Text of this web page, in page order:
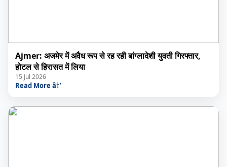
Ajmer: अजमेर में अवैध रूप से रह रही बांग्लादेशी युवती गिरफ्तार,
होटल से हिरासत में लिया
15 Jul 2026
Read More â†’